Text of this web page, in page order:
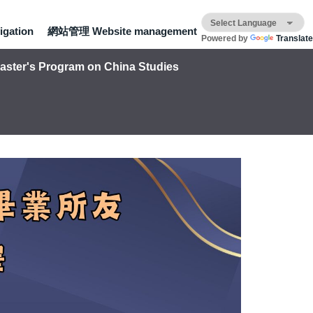
Powered by Translate
網站管理 Website management
Program on China Studies